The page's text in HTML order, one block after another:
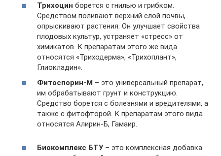
Трихоцин борется с гнилью и грибком.
Средством поливают верхний слой почвы,
опрыскивают растения. Он улучшает свойства
плодовых культур, устраняет «стресс» от
химикатов. К препаратам этого же вида
относятся «Триходерма», «Трихоплант»,
Глиокладин».
Фитоспорин-М – это универсальный препарат,
им обрабатывают грунт и конструкцию.
Средство борется с болезнями и вредителями, а
также с фитофторой. К препаратам этого вида
относятся Алирин-Б, Гамаир.
Биокомплекс БТУ– это комплексная добавка